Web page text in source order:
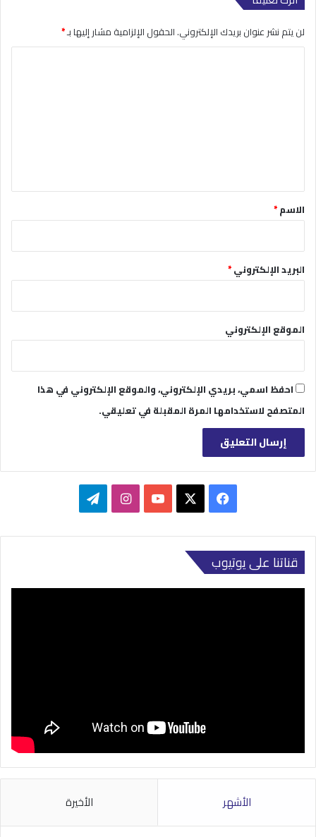
لن يتم نشر عنوان بريدك الإلكتروني.الحقول الإلزامية مشار إليها بـ*
*الاسم*
البريد الإلكتروني*
الموقع الإلكتروني
احفظ اسمي، بريدي الإلكتروني، والموقع الإلكتروني في هذا
المتصفح لاستخدامها المرة المقبلة في تعليقي.
فيسبوك ‫YouTubeانستقرامتيلقرام
قناتنا على يوتيوب
الأشهر الأخيرة